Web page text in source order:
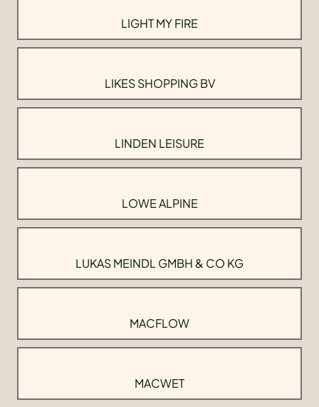
LIGHT MY FIRE
LIKES SHOPPING BV
LINDEN LEISURE
LOWE ALPINE
LUKAS MEINDL GMBH & CO KG
MACFLOW
MACWET